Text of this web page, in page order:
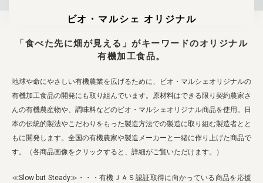
取扱店 ビオママクラブ
お問い合わせ 放射性物質への対応
会社概要
業務用卸 SDGsへの取り組み
ビオ・マルシェ オリジナル
「食べた先に畑が見える」がキーワードのオリジナル
有機加工食品。
地球や命にやさしい有機農業を広げるために、ビオ・マルシェオリジナルの
有機加工食品の開発にも取り組んでいます。原材料はできる限り契約農家さ
んの有機農産物や、調味料などのビオ・マルシェオリジナル商品を使用。日
本の伝統的製法やこだわりをもった製造方法での製造に取り組む製造者とと
もに開発します。全国の有機農家や製造メーカーと一緒に作り上げた商品で
す。（各商品画像をクリックすると、詳細がご覧いただけます。）
≪Slow but Steady≫・・・有機ＪＡＳ認証取得に向かっている商品を応援